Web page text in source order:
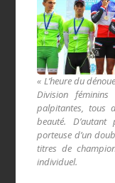
« L’heure du
Division
palpitantes, tous
beauté.
porteuse d’un
titres de
individuel.